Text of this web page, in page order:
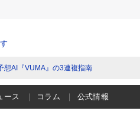
想AI『VUMA』の3連複指南
ース コラム 公式情報